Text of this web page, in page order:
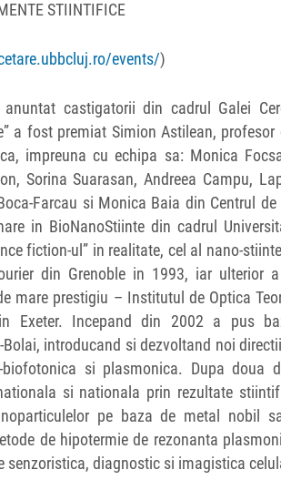
STIINTIFICE
events/)
castigatorii din cadrul Galei
a fost premiat Simion Astilean,
impreuna cu echipa sa: Monica
Sorina Suarasan, Andreea Campu,
Farcau si Monica Baia din Centrul
in BioNanoStiinte din cadrul
fiction-ul” in realitate, cel al nano-
din Grenoble in 1993, iar ulterior
mare prestigiu – Institutul de Optica
Exeter. Incepand din 2002 a pus
introducand si dezvoltand noi
si plasmonica. Dupa doua
si nationala prin rezultate
pe baza de metal nobil
de hipotermie de rezonanta
senzoristica, diagnostic si imagistica